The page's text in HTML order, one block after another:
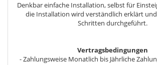
Denkbar einfache Installation, selbst für
die Installation wird verständlich erklärt
Schritten durchgeführt.
Vertragsbedingungen
- Zahlungsweise Monatlich bis Jährliche